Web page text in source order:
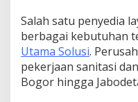
Salah satu penyedia
berbagai kebutuhan
Utama Solusi.
pekerjaan sanitasi
Bogor hingga